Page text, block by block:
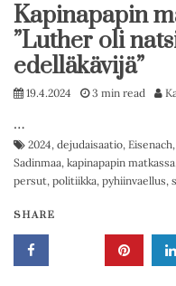
Kapinapapin
”Luther oli
edelläkävijä”
19.4.2024 3 min read
…
2024, dejudaisaatio, Eisenach,
Sadinmaa, kapinapapin matkassa
persut, politiikka, pyhiinvaellus,
SHARE